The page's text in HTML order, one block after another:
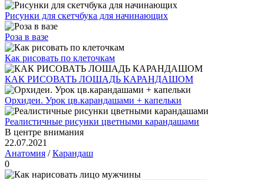
Рисунки для скетчбука для начинающих
Роза в вазе
Как рисовать по клеточкам
КАК РИСОВАТЬ ЛОШАДЬ КАРАНДАШОМ
Орхидеи. Урок цв.карандашами + капельки
Реалистичные рисунки цветными карандашами
В центре внимания
22.07.2021
Анатомия /Карандаш
0